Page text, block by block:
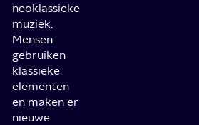
neoklassieke
muziek.
Mensen
gebruiken
klassieke
elementen
en maken er
nieuwe